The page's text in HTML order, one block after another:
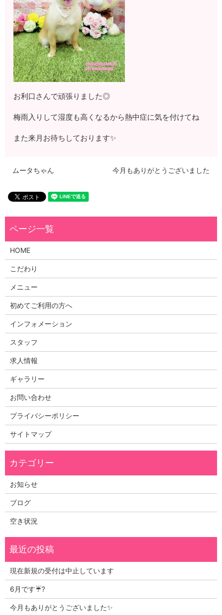
お利口さんで頑張りました◎
梅雨入りして湿度も高くなるから熱中症に気を付けてね
また来月お待ちしております✨
ムータちゃん 今月もありがとうございました
HOME
こだわり
メニュー
初めてご利用の方へ
インフォメーション
スタッフ
求人情報
ギャラリー
お問い合わせ
プライバシーポリシー
サイトマップ
お知らせ
ブログ
空き状況
現在新規の受付は中止しています
6月です☔?
今月もありがとうございました✨